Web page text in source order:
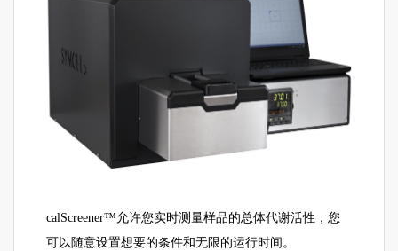
calScreener™允许您实时测量样品的总体代谢活性，您
可以随意设置想要的条件和无限的运行时间。